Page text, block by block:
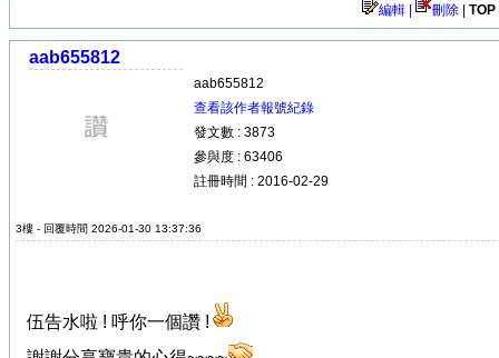
編輯 | 刪除 TOP
aab655812
aab655812
查看該作者報號紀錄
發文數 : 3873
參與度 : 63406
註冊時間 : 2016-02-29
3樓 - 回覆時間 2026-01-30 13:37:36
伍告水啦 ! 呼你一個讚 !